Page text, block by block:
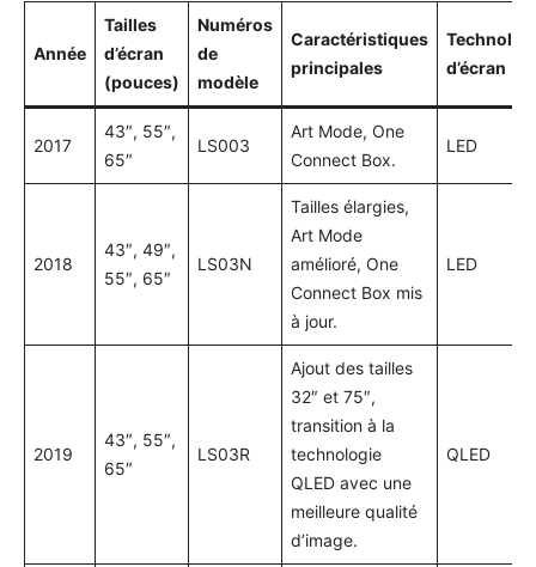
Année
Tailles
d’écran
(pouces)
Numéros
de
modèle
Caractéristiques
principales
d’écran
2017
43″, 55″,
65″
LS003
Art Mode, One
Connect Box.
LED
2018
43″, 49″,
55″, 65″
LS03N
Tailles élargies,
Art Mode
amélioré, One
Connect Box mis
à jour.
LED
2019
43″, 55″,
65″
LS03R
Ajout des tailles
32″ et 75″,
transition à la
technologie
QLED avec une
meilleure qualité
d’image.
QLED